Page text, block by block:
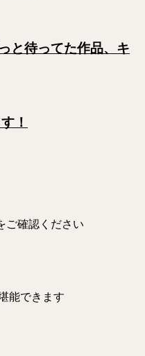
と待ってた作品、キ
！
ご確認ください
能できます